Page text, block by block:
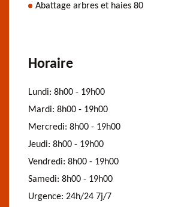
Abattage arbres et haies 80
Horaire
Lundi: 8h00 - 19h00
Mardi: 8h00 - 19h00
Mercredi: 8h00 - 19h00
Jeudi: 8h00 - 19h00
Vendredi: 8h00 - 19h00
Samedi: 8h00 - 19h00
Urgence: 24h/24 7j/7